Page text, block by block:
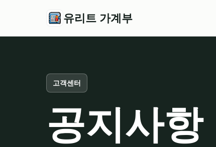
유리트 가계부
고객센터
공지사항